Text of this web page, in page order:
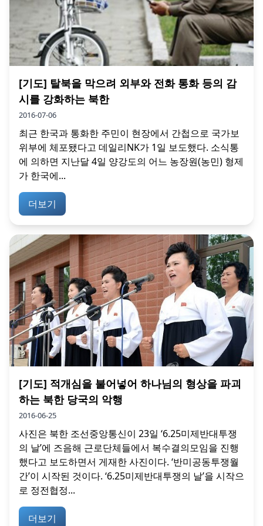
[기도] 탈북을 막으려 외부와 전화 통화 등의 감
시를 강화하는 북한
2016-07-06
최근 한국과 통화한 주민이 현장에서 간첩으로 국가보
위부에 체포됐다고 데일리NK가 1일 보도했다. 소식통
에 의하면 지난달 4일 양강도의 어느 농장원(농민) 형제
가 한국에...
더보기
[기도] 적개심을 불어넣어 하나님의 형상을 파괴
하는 북한 당국의 악행
2016-06-25
사진은 북한 조선중앙통신이 23일 ‘6.25미제반대투쟁
의 날’에 즈음해 근로단체들에서 복수결의모임을 진행
했다고 보도하면서 게재한 사진이다. ‘반미공동투쟁월
간’이 시작된 것이다. ‘6.25미제반대투쟁의 날’을 시작으
로 정전협정...
더보기